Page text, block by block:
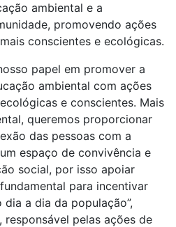
ambiental e a
promovendo ações
conscientes e ecológicas.
papel em promover a
ambiental com ações
e conscientes. Mais
queremos proporcionar
das pessoas com a
espaço de convivência e
social, por isso apoiar
para incentivar
a dia da população”,
responsável pelas ações de